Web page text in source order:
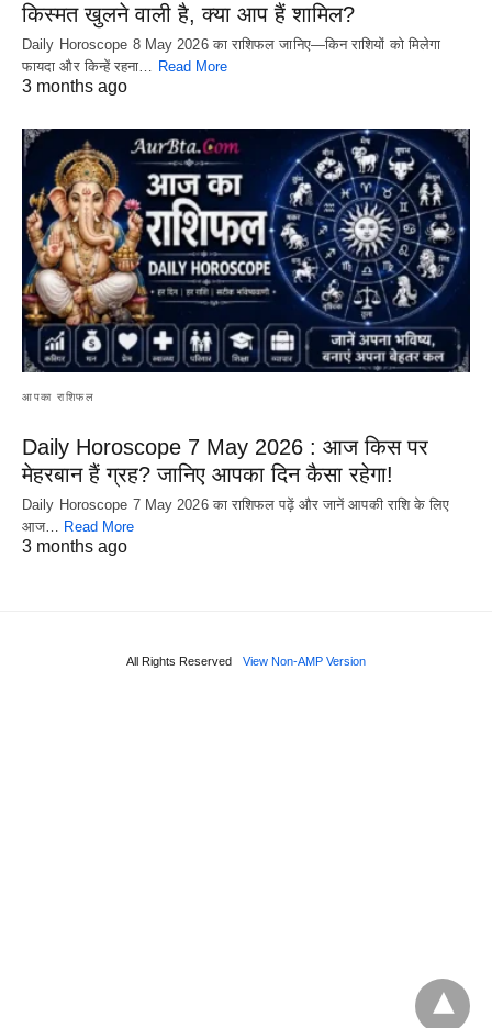
किस्मत खुलने वाली है, क्या आप हैं शामिल?
Daily Horoscope 8 May 2026 का राशिफल जानिए—किन राशियों को मिलेगा
फायदा और किन्हें रहना…
Read More
3 months ago
आपका राशिफल
Daily Horoscope 7 May 2026 : आज किस पर
मेहरबान हैं ग्रह? जानिए आपका दिन कैसा रहेगा!
Daily Horoscope 7 May 2026 का राशिफल पढ़ें और जानें आपकी राशि के लिए
आज… Read More
3 months ago
All Rights Reserved View Non-AMP Version